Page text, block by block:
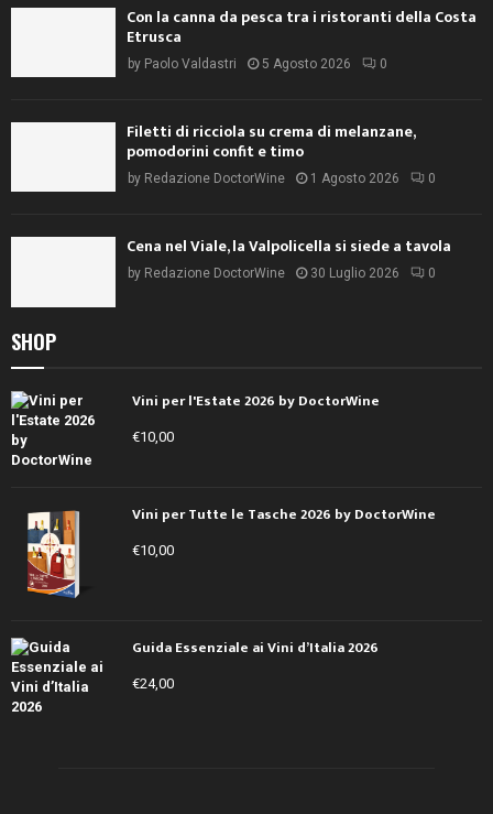
Con la canna da pesca tra i ristoranti della Costa
Etrusca
by Paolo Valdastri 5 Agosto 2026 0
Filetti di ricciola su crema di melanzane,
pomodorini confit e timo
by Redazione DoctorWine 1 Agosto 2026 0
Cena nel Viale, la Valpolicella si siede a tavola
by Redazione DoctorWine 30 Luglio 2026 0
SHOP
Vini per l'Estate 2026 by DoctorWine
€10,00
Vini per Tutte le Tasche 2026 by DoctorWine
€10,00
Guida Essenziale ai Vini d’Italia 2026
€24,00